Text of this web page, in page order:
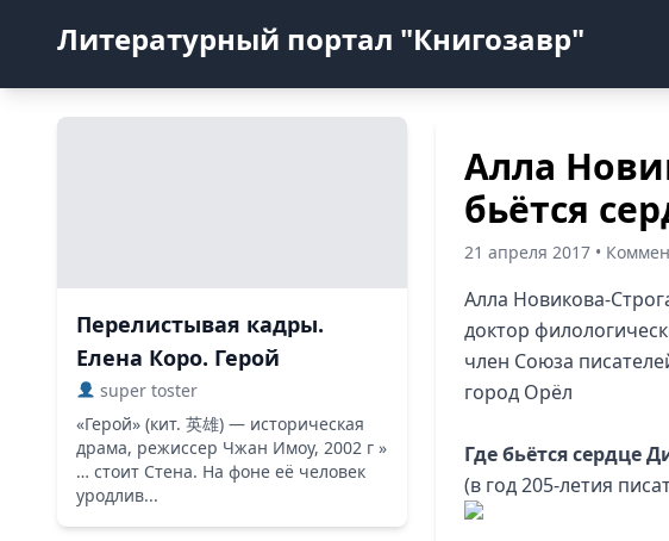
Литературный портал "Книгозавр"
Перелистывая кадры.
Елена Коро. Герой
super toster
«Герой» (кит. 英雄) — историческая
драма, режиссер Чжан Имоу, 2002 г »
… стоит Стена. На фоне её человек
уродлив...
Алла
бьётся
21 апреля 2017 •
Алла Новикова-
доктор
член Союза
город Орёл
Где бьётся сердце
(в год 205-летия